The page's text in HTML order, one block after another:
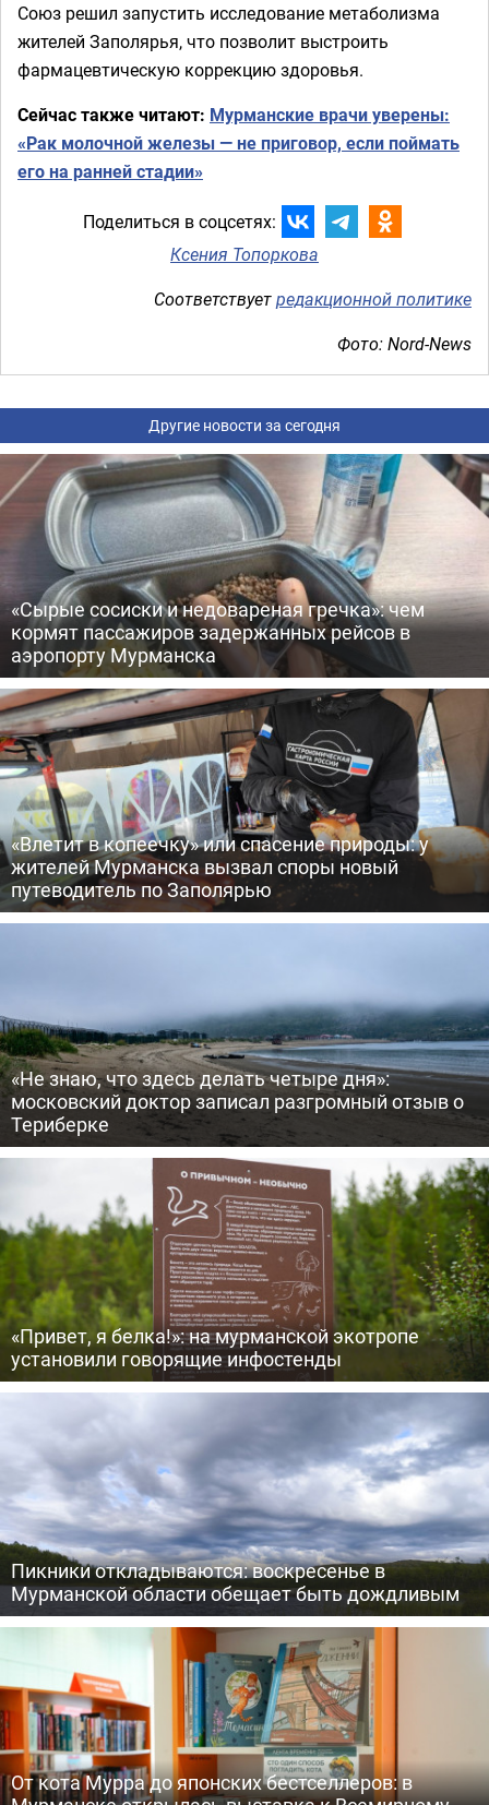
Союз решил запустить исследование метаболизма
жителей Заполярья, что позволит выстроить
фармацевтическую коррекцию здоровья.
Сейчас также читают: Мурманские врачи уверены:
«Рак молочной железы — не приговор, если поймать
его на ранней стадии»
Поделиться в соцсетях:
Ксения Топоркова
Соответствуетредакционной политике
Фото: Nord-News
Другие новости за сегодня
«Сырые сосиски и недовареная гречка»: чем
кормят пассажиров задержанных рейсов в
аэропорту Мурманска
«Влетит в копеечку» или спасение природы: у
жителей Мурманска вызвал споры новый
путеводитель по Заполярью
«Не знаю, что здесь делать четыре дня»:
московский доктор записал разгромный отзыв о
Териберке
«Привет, я белка!»: на мурманской экотропе
установили говорящие инфостенды
Пикники откладываются: воскресенье в
Мурманской области обещает быть дождливым
От кота Мурра до японских бестселлеров: в